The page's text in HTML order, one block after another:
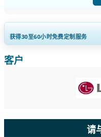
获得30至60小时免费定制服务
扩大区域和国家覆盖范围， 细
客户
请